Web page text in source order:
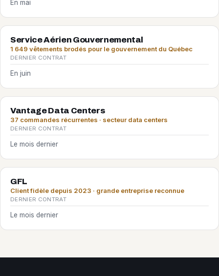
En mai
Service Aérien Gouvernemental
1 649 vêtements brodés pour le gouvernement du Québec
DERNIER CONTRAT
En juin
Vantage Data Centers
37 commandes récurrentes · secteur data centers
DERNIER CONTRAT
Le mois dernier
GFL
Client fidèle depuis 2023 · grande entreprise reconnue
DERNIER CONTRAT
Le mois dernier